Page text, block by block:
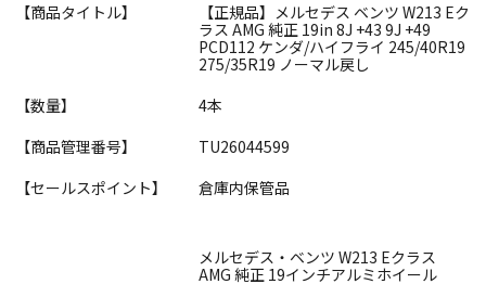
【商品タイトル】
【正規品】メルセデス ベンツ W213 Eク
ラス AMG 純正 19in 8J +43 9J +49
PCD112 ケンダ/ハイフライ 245/40R19
275/35R19 ノーマル戻し
【数量】
4本
【商品管理番号】
TU26044599
【セールスポイント】
倉庫内保管品
メルセデス・ベンツ W213 Eクラス
AMG 純正 19インチアルミホイール